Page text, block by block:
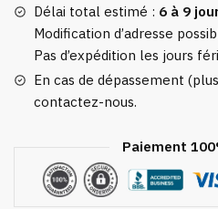
Délai total estimé : 6 à 9
Modification d’adresse
Pas d’expédition les jours
En cas de dépassement
contactez-nous.
Paiement